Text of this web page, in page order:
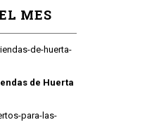
MES
de Huerta